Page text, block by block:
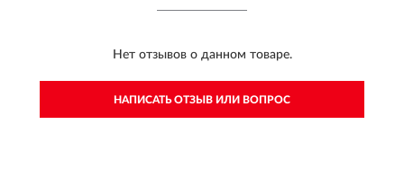
Нет отзывов о данном товаре.
НАПИСАТЬ ОТЗЫВ ИЛИ ВОПРОС